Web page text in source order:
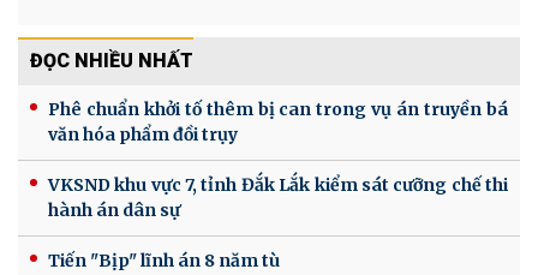
ĐỌC NHIỀU NHẤT
Phê chuẩn khởi tố thêm bị can trong vụ án truyền bá
văn hóa phẩm đồi trụy
VKSND khu vực 7, tỉnh Đắk Lắk kiểm sát cưỡng chế thi
hành án dân sự
Tiến "Bịp" lĩnh án 8 năm tù